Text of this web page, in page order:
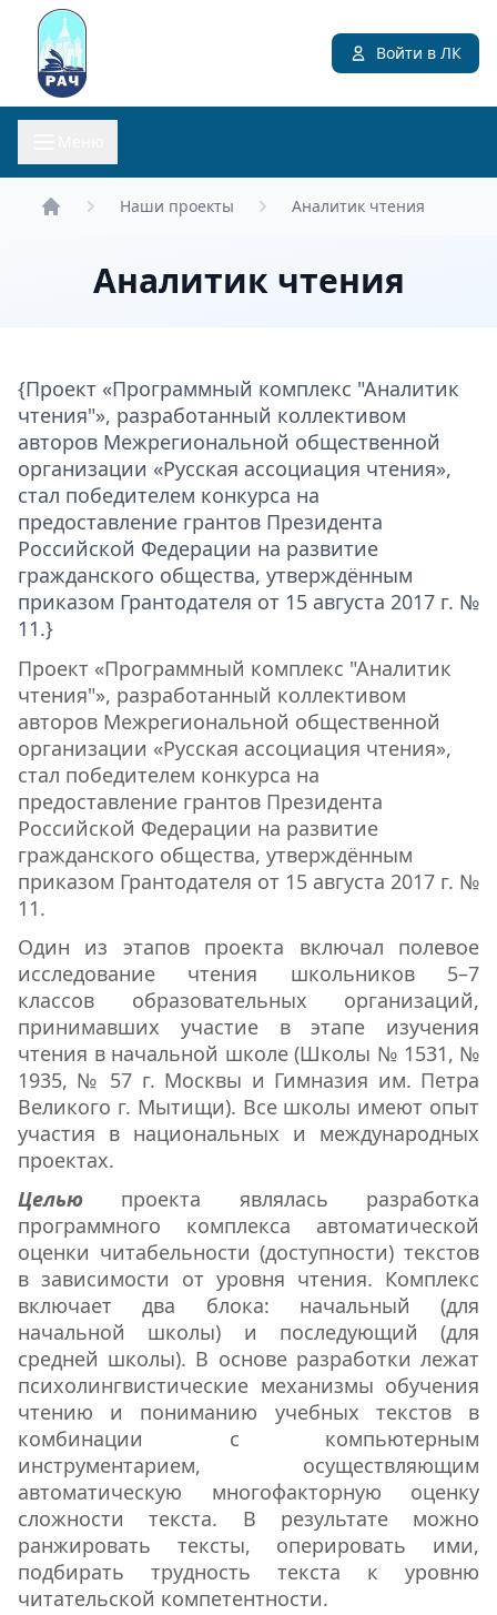
Войти в ЛК
Наши проекты Аналитик чтения
Аналитик чтения
{Проект «Программный комплекс "Аналитик
чтения"», разработанный коллективом
авторов Межрегиональной общественной
организации «Русская ассоциация чтения»,
стал победителем конкурса на
предоставление грантов Президента
Российской Федерации на развитие
гражданского общества, утверждённым
приказом Грантодателя от 15 августа 2017 г. №
11.}
Проект «Программный комплекс "Аналитик
чтения"», разработанный коллективом
авторов Межрегиональной общественной
организации «Русская ассоциация чтения»,
стал победителем конкурса на
предоставление грантов Президента
Российской Федерации на развитие
гражданского общества, утверждённым
приказом Грантодателя от 15 августа 2017 г. №
11.
Один из этапов проекта включал полевое
исследование чтения школьников 5–7
классов образовательных организаций,
принимавших участие в этапе изучения
чтения в начальной школе (Школы № 1531, №
1935, № 57 г. Москвы и Гимназия им. Петра
Великого г. Мытищи). Все школы имеют опыт
участия в национальных и международных
проектах.
Целью проекта являлась разработка
программного комплекса автоматической
оценки читабельности (доступности) текстов
в зависимости от уровня чтения. Комплекс
включает два блока: начальный (для
начальной школы) и последующий (для
средней школы). В основе разработки лежат
психолингвистические механизмы обучения
чтению и пониманию учебных текстов в
комбинации с компьютерным
инструментарием, осуществляющим
автоматическую многофакторную оценку
сложности текста. В результате можно
ранжировать тексты, оперировать ими,
подбирать трудность текста к уровню
читательской компетентности.